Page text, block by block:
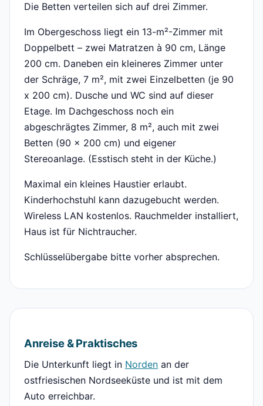
Die Betten verteilen sich auf drei Zimmer.
Im Obergeschoss liegt ein 13-m²-Zimmer mit
Doppelbett – zwei Matratzen à 90 cm, Länge
200 cm. Daneben ein kleineres Zimmer unter
der Schräge, 7 m², mit zwei Einzelbetten (je 90
x 200 cm). Dusche und WC sind auf dieser
Etage. Im Dachgeschoss noch ein
abgeschrägtes Zimmer, 8 m², auch mit zwei
Betten (90 x 200 cm) und eigener
Stereoanlage. (Esstisch steht in der Küche.)
Maximal ein kleines Haustier erlaubt.
Kinderhochstuhl kann dazugebucht werden.
Wireless LAN kostenlos. Rauchmelder installiert,
Haus ist für Nichtraucher.
Schlüsselübergabe bitte vorher absprechen.
Anreise & Praktisches
Die Unterkunft liegt in Norden an der
ostfriesischen Nordseeküste und ist mit dem
Auto erreichbar.